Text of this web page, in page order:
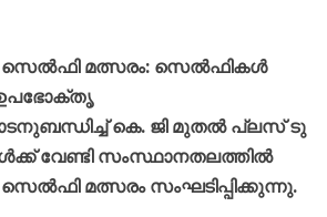
സെൽഫി മത്സരം: സെൽഫികൾ
ഉപഭോക്തൃ
കെ. ജി മുതൽ പ്ലസ് ടു
വേണ്ടി സംസ്ഥാനതലത്തിൽ
മത്സരം സംഘടിപ്പിക്കുന്നു.